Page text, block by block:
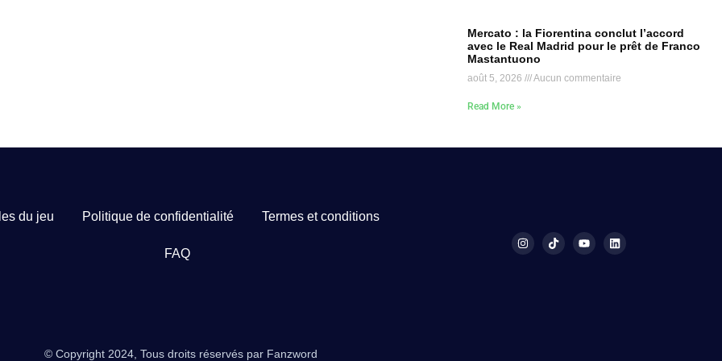
Mercato : la Fiorentina conclut l’accord
avec le Real Madrid pour le prêt de Franco
Mastantuono
août 5, 2026 Aucun commentaire
Read More »
du jeu Politique de confidentialité Termes et conditions
FAQ
© Copyright 2024, Tous droits réservés par Fanzword